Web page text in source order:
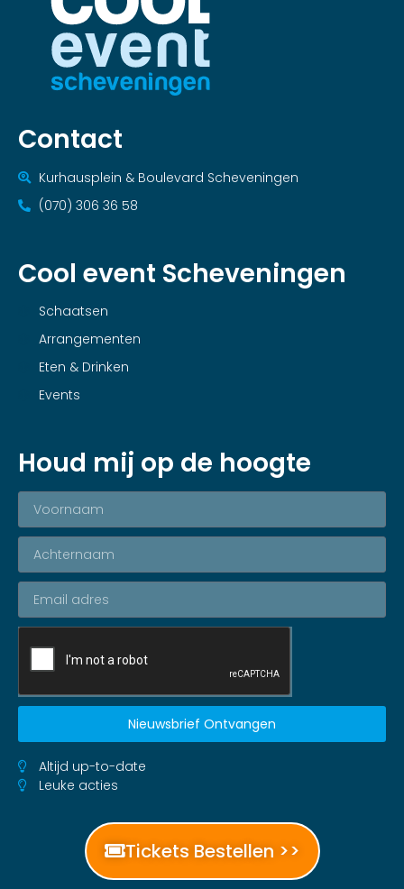
Contact
Kurhausplein & Boulevard Scheveningen
(070) 306 36 58
Cool event Scheveningen
Schaatsen
Arrangementen
Eten & Drinken
Events
Houd mij op de hoogte
Nieuwsbrief Ontvangen
Altijd up-to-date
Leuke acties
Tickets Bestellen >>